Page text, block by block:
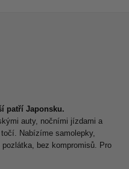
patří Japonsku.
auty, nočními jízdami a
Nabízíme samolepky,
bez kompromisů. Pro